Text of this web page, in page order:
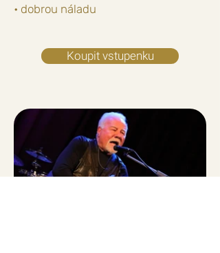
• dobrou náladu
Koupit vstupenku